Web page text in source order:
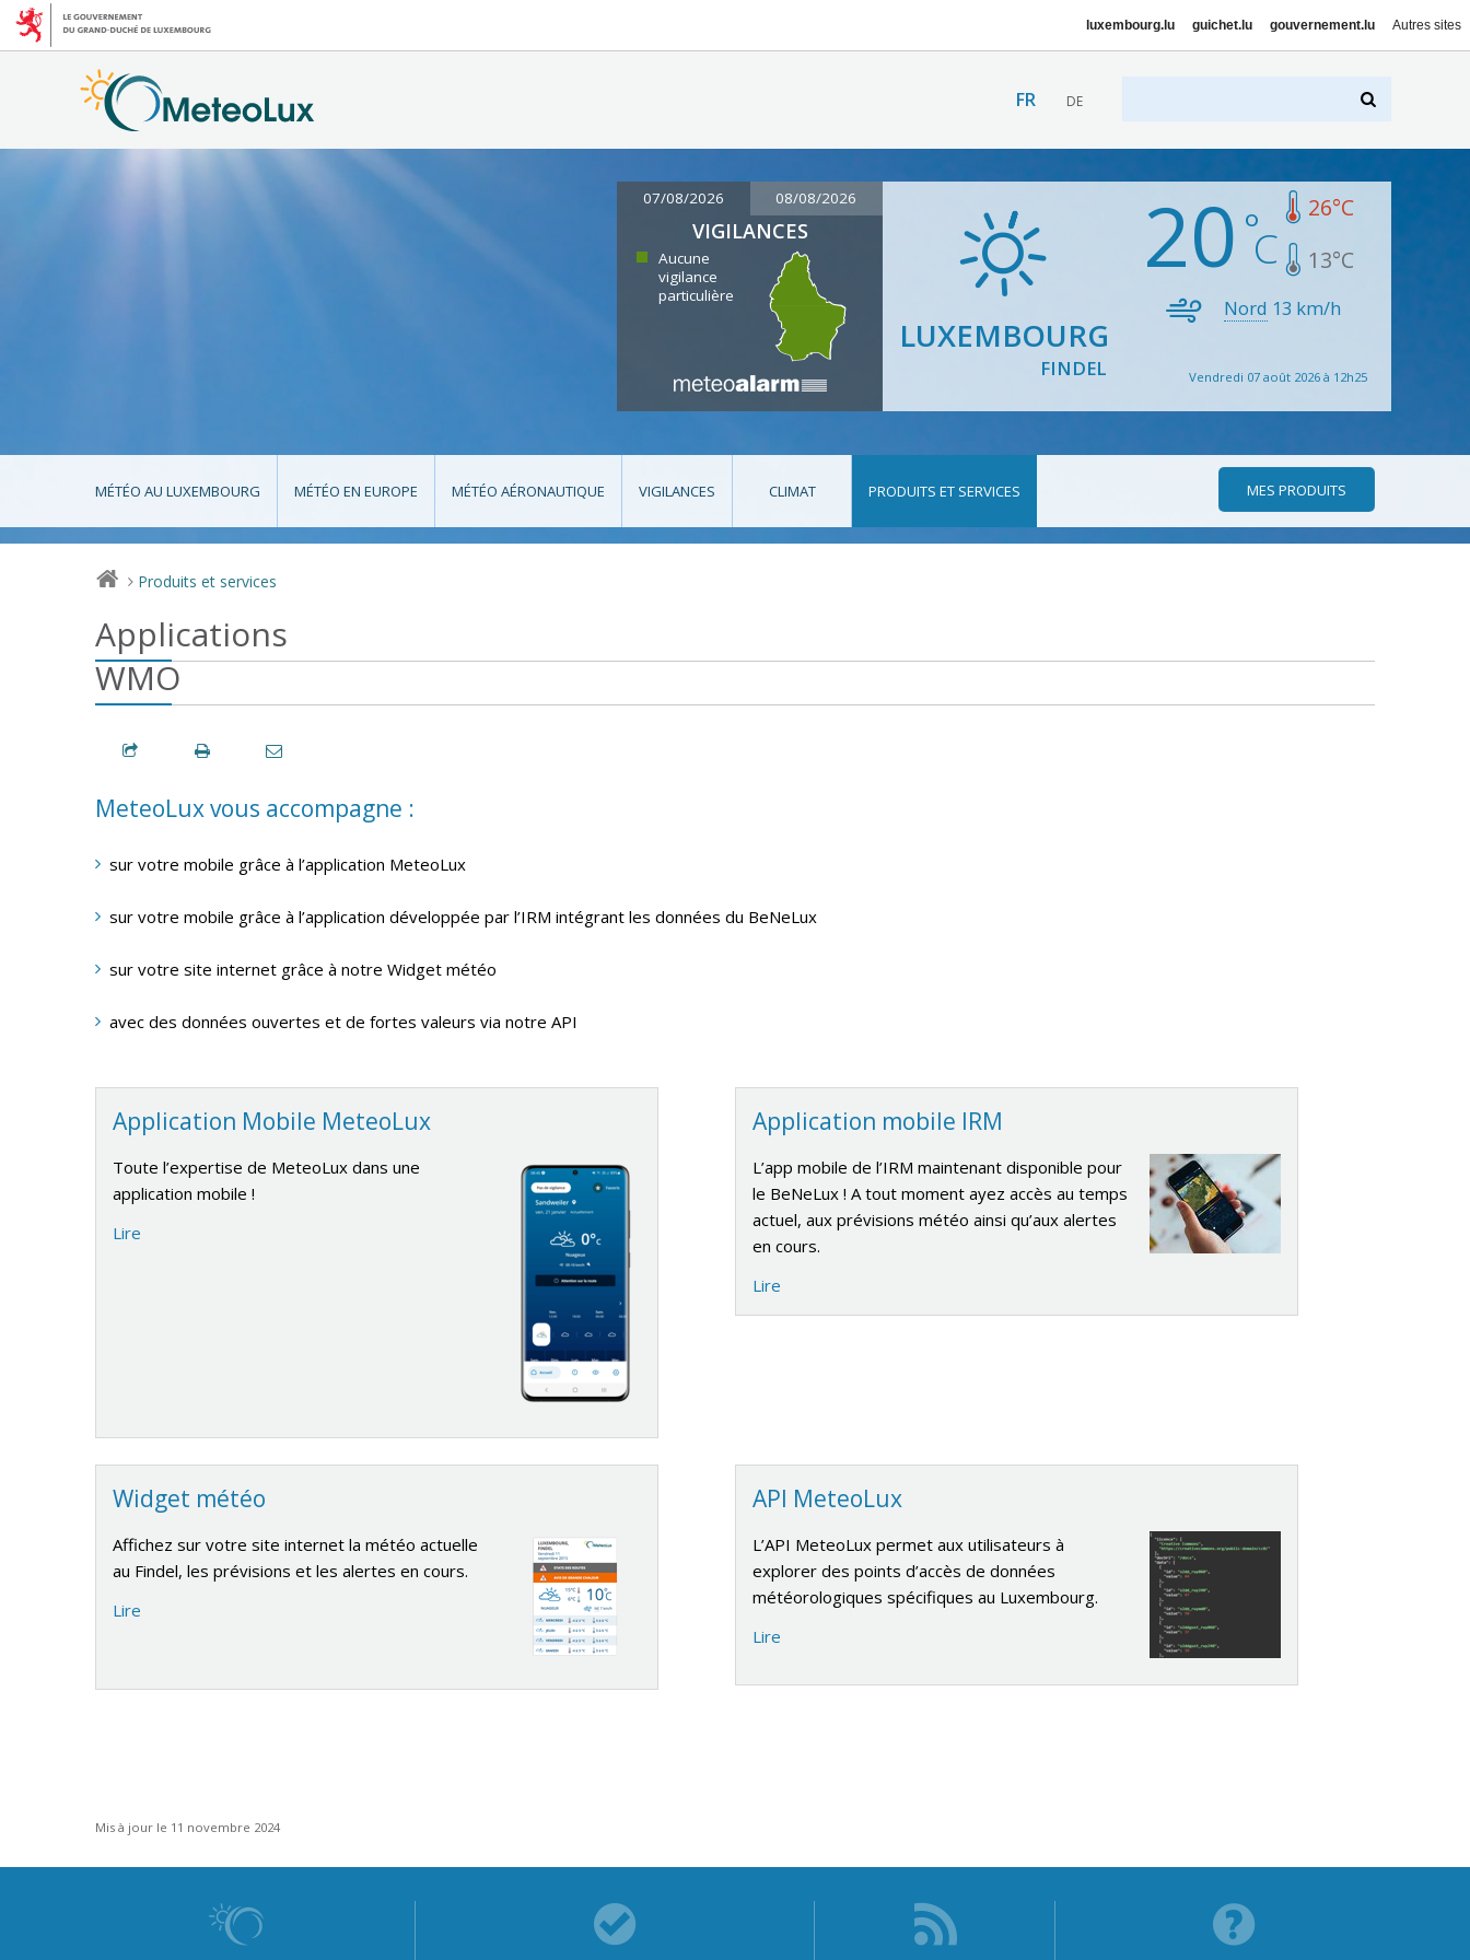
luxembourg.lu guichet.lu gouvernement.lu Autres sites
FR DE
07/08/2026 08/08/2026
VIGILANCES
Aucune
vigilance
particulière
LUXEMBOURG
FINDEL
20 26°C
13°C
Nord 13 km/h
Vendredi 07 août 2026 à 12h25
MÉTÉO AU LUXEMBOURG MÉTÉO EN EUROPE MÉTÉO AÉRONAUTIQUE VIGILANCES CLIMAT PRODUITS ET SERVICES MES PRODUITS
> Produits et services
Applications
WMO
MeteoLux vous accompagne :
sur votre mobile grâce à l’application MeteoLux
sur votre mobile grâce à l’application développée par l’IRM intégrant les données du BeNeLux
sur votre site internet grâce à notre Widget météo
avec des données ouvertes et de fortes valeurs via notre API
Application Mobile MeteoLux
Toute l’expertise de MeteoLux dans une
application mobile !
Lire
Application mobile IRM
L’app mobile de l’IRM maintenant disponible pour
le BeNeLux ! A tout moment ayez accès au temps
actuel, aux prévisions météo ainsi qu’aux alertes
en cours.
Lire
Widget météo
Affichez sur votre site internet la météo actuelle
au Findel, les prévisions et les alertes en cours.
Lire
API MeteoLux
L’API MeteoLux permet aux utilisateurs à
explorer des points d’accès de données
météorologiques spécifiques au Luxembourg.
Lire
Mis à jour le 11 novembre 2024